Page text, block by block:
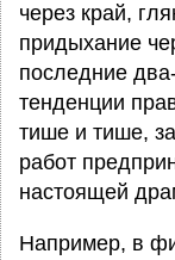
через край,
придыхание
последние
тенденции
тише и тише,
работ
настоящей
Например, в